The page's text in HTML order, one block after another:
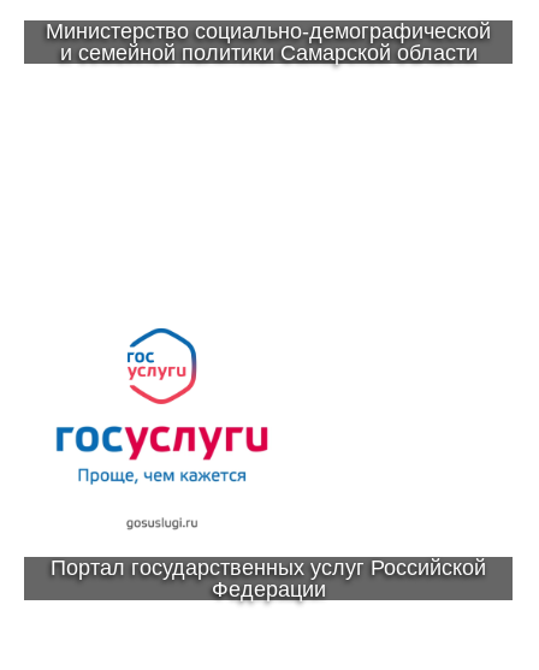
Министерство социально-демографической
и семейной политики Самарской области
Портал государственных услуг Российской
Федерации